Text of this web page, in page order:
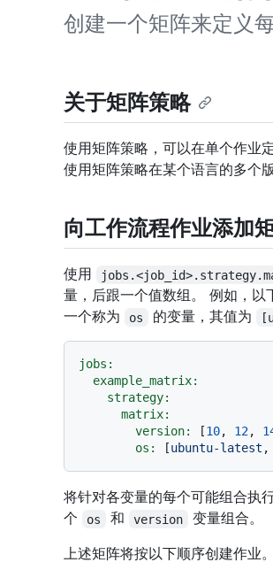
创建一个矩阵来定义
关于矩阵策略
使用矩阵策略，可以在单个作业
使用矩阵策略在某个语言的多个
向工作流程作业添加
使用
量，后跟一个值数组。 例如，以
一个称为
os 的变量，其值为
jobs:
example_matrix:
strategy:
matrix:
version:
[10, 12,
os:
[ubuntu-latest ,
将针对各变量的每个可能组合执
个
os 和 version
变量组合。
上述矩阵将按以下顺序创建作业。